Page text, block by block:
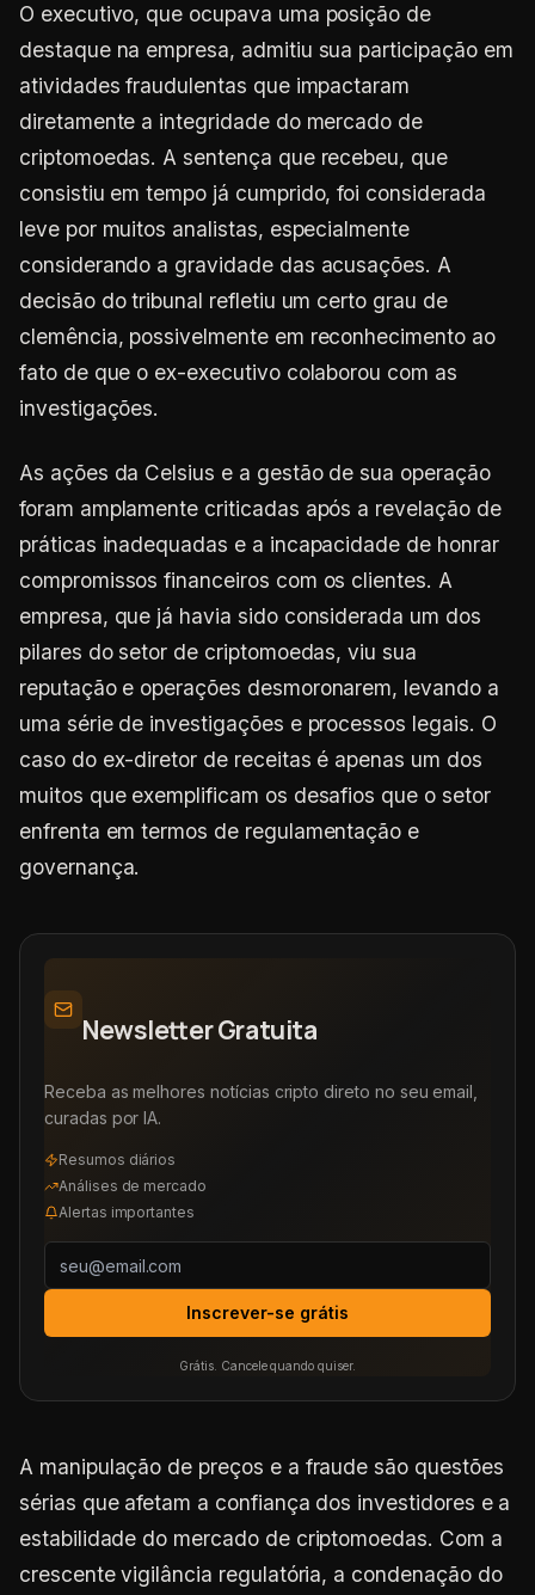
O executivo, que ocupava uma posição de
destaque na empresa, admitiu sua participação em
atividades fraudulentas que impactaram
diretamente a integridade do mercado de
criptomoedas. A sentença que recebeu, que
consistiu em tempo já cumprido, foi considerada
leve por muitos analistas, especialmente
considerando a gravidade das acusações. A
decisão do tribunal refletiu um certo grau de
clemência, possivelmente em reconhecimento ao
fato de que o ex-executivo colaborou com as
investigações.
As ações da Celsius e a gestão de sua operação
foram amplamente criticadas após a revelação de
práticas inadequadas e a incapacidade de honrar
compromissos financeiros com os clientes. A
empresa, que já havia sido considerada um dos
pilares do setor de criptomoedas, viu sua
reputação e operações desmoronarem, levando a
uma série de investigações e processos legais. O
caso do ex-diretor de receitas é apenas um dos
muitos que exemplificam os desafios que o setor
enfrenta em termos de regulamentação e
governança.
Newsletter Gratuita
Receba as melhores notícias cripto direto no seu email,
curadas por IA.
Resumos diários
Análises de mercado
Alertas importantes
Inscrever-se grátis
Grátis. Cancele quando quiser.
A manipulação de preços e a fraude são questões
sérias que afetam a confiança dos investidores e a
estabilidade do mercado de criptomoedas. Com a
crescente vigilância regulatória, a condenação do